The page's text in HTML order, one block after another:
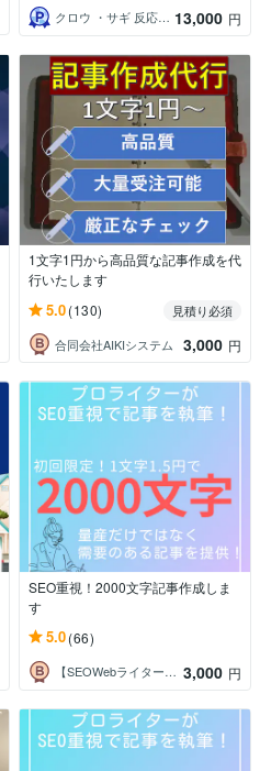
クロウ ・サギ 反応集動画・記事制作 13,000 円
1文字1円から高品質な記事作成を代
行いたします
5.0(130)
見積り必須
合同会社AIKIシステム
3,000 円
SEO重視！2000文字記事作成しま
す
5.0(66)
【SEOWebライター】深愛―みお― 3,000 円